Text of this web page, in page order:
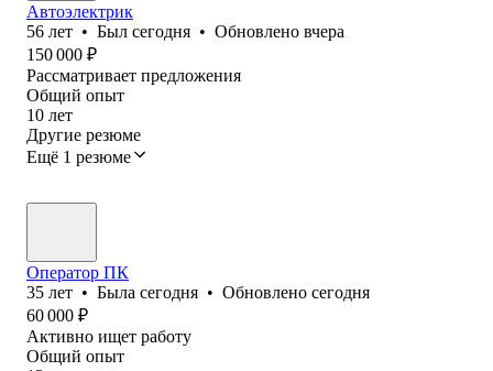
Автоэлектрик
56 лет • Был сегодня • Обновлено вчера
150 000 ₽
Рассматривает предложения
Общий опыт
10 лет
Другие резюме
Ещё 1 резюме
Оператор ПК
35 лет • Была сегодня • Обновлено сегодня
60 000 ₽
Активно ищет работу
Общий опыт